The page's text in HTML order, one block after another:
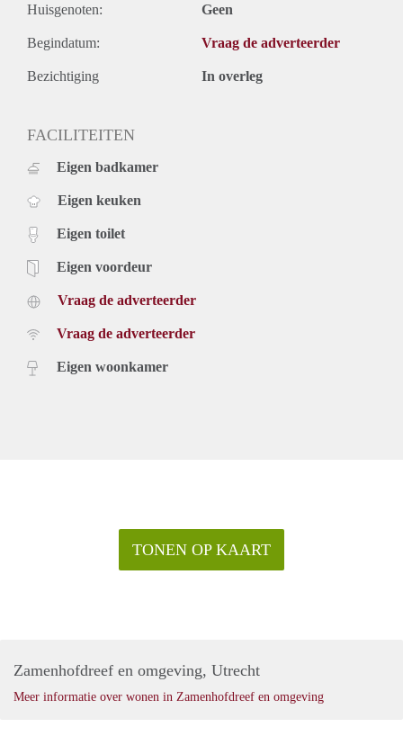
Huisgenoten: Geen
Begindatum: Vraag de adverteerder
Bezichtiging In overleg
FACILITEITEN
Eigen badkamer
Eigen keuken
Eigen toilet
Eigen voordeur
Vraag de adverteerder
Vraag de adverteerder
Eigen woonkamer
TONEN OP KAART
Zamenhofdreef en omgeving, Utrecht
Meer informatie over wonen in Zamenhofdreef en omgeving